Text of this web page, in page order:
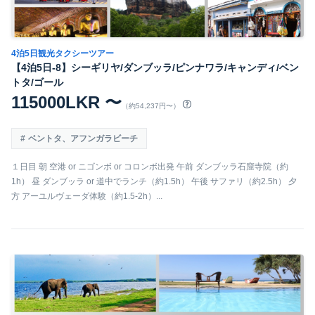
4泊5日観光タクシーツアー
【4泊5日-8】シーギリヤ/ダンブッラ/ピンナワラ/キャンディ/ベン
トタ/ゴール
115000LKR 〜 （約54,237円〜）
ベントタ、アフンガラビーチ
１日目 朝 空港 or ニゴンボ or コロンボ出発 午前 ダンブッラ石窟寺院（約
1h） 昼 ダンブッラ or 道中でランチ（約1.5h） 午後 サファリ（約2.5h） 夕
方 アーユルヴェーダ体験（約1.5-2h）...